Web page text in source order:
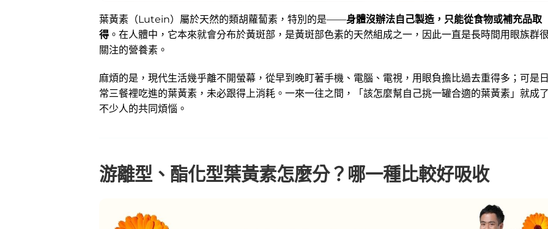
葉黃素（Lutein）屬於天然的類胡蘿蔔素，特別的是——身體沒辦法自己製造，只能從食物或補充品取
得 。在人體中，它本來就會分布於黃斑部，是黃斑部色素的天然組成之一，因此一直是長時間用眼族群很
關注的營養素。
麻煩的是，現代生活幾乎離不開螢幕，從早到晚盯著手機、電腦、電視，用眼負擔比過去重得多；可是日
常三餐裡吃進的葉黃素，未必跟得上消耗。一來一往之間，「該怎麼幫自己挑一罐合適的葉黃素」就成了
不少人的共同煩惱。
游離型、酯化型葉黃素怎麼分？哪一種比較好吸收